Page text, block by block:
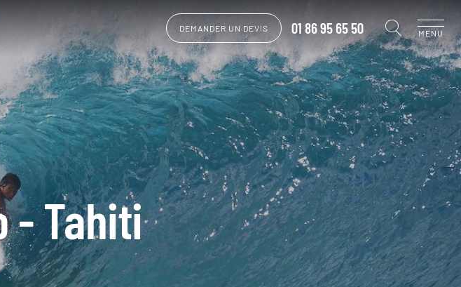
DEMANDER UN DEVIS 01 86 95 65 50 MENU
- Tahiti